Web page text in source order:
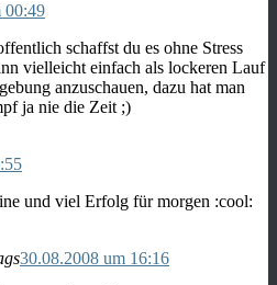
00:49
schaffst du es ohne Stress
vielleicht einfach als lockeren Lauf
anzuschauen, dazu hat man
ja nie die Zeit ;)
und viel Erfolg für morgen :cool:
30.08.2008 um 16:16